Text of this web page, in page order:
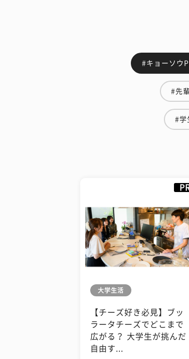
#キョーソウ
#先
#学
大学生活
【チーズ好き必見】ブッ
ラータチーズでどこまで
広がる？ 大学生が挑んだ
自由す...